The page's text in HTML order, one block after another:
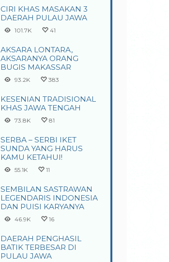
CIRI KHAS MASAKAN 3
DAERAH PULAU JAWA
101.7K 41
AKSARA LONTARA,
AKSARANYA ORANG
BUGIS MAKASSAR
93.2K 383
KESENIAN TRADISIONAL
KHAS JAWA TENGAH
73.8K 81
SERBA – SERBI IKET
SUNDA YANG HARUS
KAMU KETAHUI!
55.1K 11
SEMBILAN SASTRAWAN
LEGENDARIS INDONESIA
DAN PUISI KARYANYA
46.9K 16
DAERAH PENGHASIL
BATIK TERBESAR DI
PULAU JAWA